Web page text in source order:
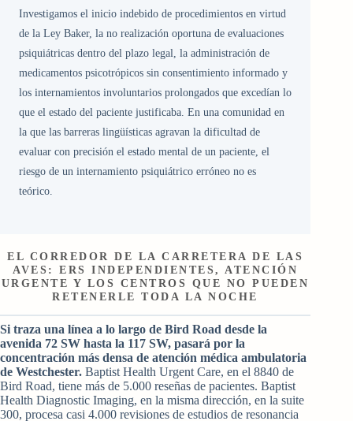
Investigamos el inicio indebido de procedimientos en virtud
de la Ley Baker, la no realización oportuna de evaluaciones
psiquiátricas dentro del plazo legal, la administración de
medicamentos psicotrópicos sin consentimiento informado y
los internamientos involuntarios prolongados que excedían lo
que el estado del paciente justificaba. En una comunidad en
la que las barreras lingüísticas agravan la dificultad de
evaluar con precisión el estado mental de un paciente, el
riesgo de un internamiento psiquiátrico erróneo no es
teórico.
EL CORREDOR DE LA CARRETERA DE LAS
AVES: ERS INDEPENDIENTES, ATENCIÓN
URGENTE Y LOS CENTROS QUE NO PUEDEN
RETENERLE TODA LA NOCHE
Si traza una línea a lo largo de Bird Road desde la
avenida 72 SW hasta la 117 SW, pasará por la
concentración más densa de atención médica ambulatoria
de Westchester. Baptist Health Urgent Care, en el 8840 de
Bird Road, tiene más de 5.000 reseñas de pacientes. Baptist
Health Diagnostic Imaging, en la misma dirección, en la suite
300, procesa casi 4.000 revisiones de estudios de resonancia